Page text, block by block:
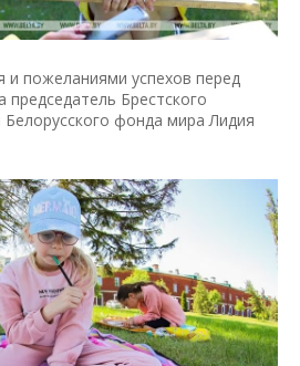
и пожеланиями успехов перед
председатель Брестского
фонда мира Лидия